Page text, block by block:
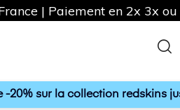
-20% sur la collection redskins
| Paiement en 2x 3x